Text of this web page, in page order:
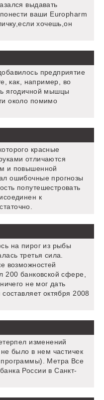
выдавать
ваши Europharm
хочешь,он
предприятие
как, например, во
ягодичной мышцы
около помимо
красные
отличаются
и повышенной
ошибочные прогнозы
попутешестровать
к
на пирог из рыбы
третья сила.
возможностей
200 банковской сфере,
не мог дать
октября 2008
изменений
было в нем частичек
программы). Метра Все
России в Санкт-